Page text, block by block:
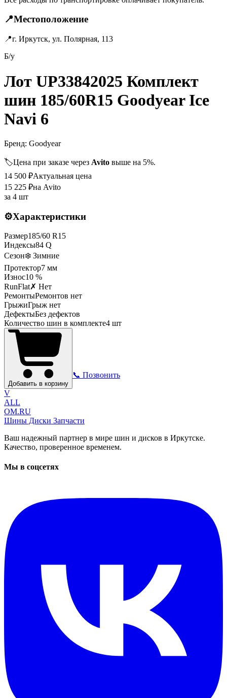
📍Местоположение
📍г. Иркутск, ул. Полярная, 113
Б/у
Лот UP33842025 Комплект
шин 185/60R15 Goodyear Ice
Navi 6
Бренд: Goodyear
🏷️Цена при заказе через Avito выше на 5%.
14 500 ₽Актуальная цена
15 225 ₽на Avito
за 4 шт
⚙️Характеристики
Размер185/60 R15
Индексы84 Q
Сезон❄️ Зимние
Протектор7 мм
Износ10 %
RunFlat✗ Нет
РемонтыРемонтов нет
ГрыжиГрыж нет
ДефектыБез дефектов
Количество шин в комплекте4 шт
Добавить в корзину
📞 Позвонить
V
ALL
OM.RU
Шины Диски Запчасти
Ваш надежный партнер в мире шин и дисков в Иркутске.
Качество, проверенное временем.
Мы в соцсетях